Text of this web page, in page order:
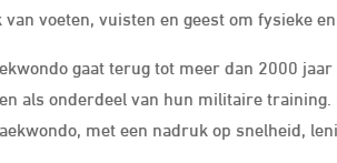
voeten, vuisten en geest om fysieke
gaat terug tot meer dan 2000
als onderdeel van hun militaire
met een nadruk op snelheid,